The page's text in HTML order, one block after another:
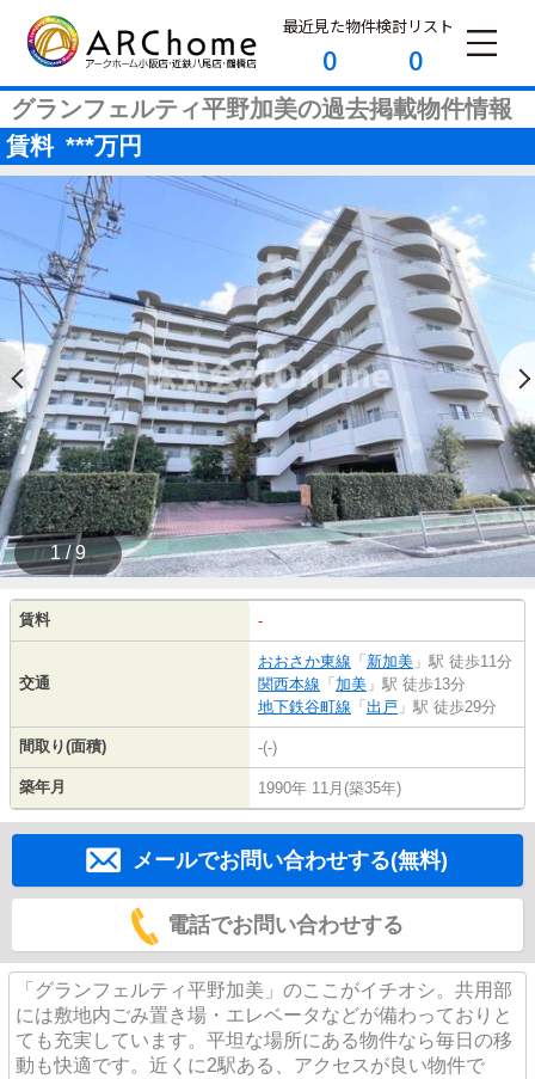
最近見た物件
0
検討リスト
0
グランフェルティ平野加美の過去掲載物件情報
賃料 ***万円
1 / 9
賃料 -
交通
おおさか東線 「 新加美 」駅 徒歩11分
関西本線 「 加美 」駅 徒歩13分
地下鉄谷町線 「 出戸 」駅 徒歩29分
間取り(面積) -(-)
築年月 1990年 11月(築35年)
メールでお問い合わせする(無料)
電話でお問い合わせする
「グランフェルティ平野加美」のここがイチオシ。共用部
には敷地内ごみ置き場・エレベータなどが備わっておりと
ても充実しています。平坦な場所にある物件なら毎日の移
動も快適です。近くに2駅ある、アクセスが良い物件で